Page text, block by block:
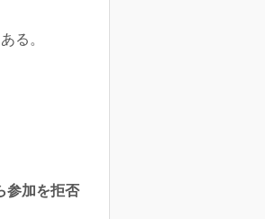
る。
参加を拒否